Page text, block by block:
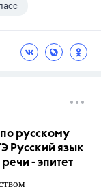
по русскому
Русский язык
- эпитет